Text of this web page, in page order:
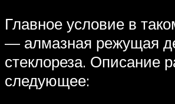
Главное условие в
— алмазная режущая
стеклореза. Описание
следующее: